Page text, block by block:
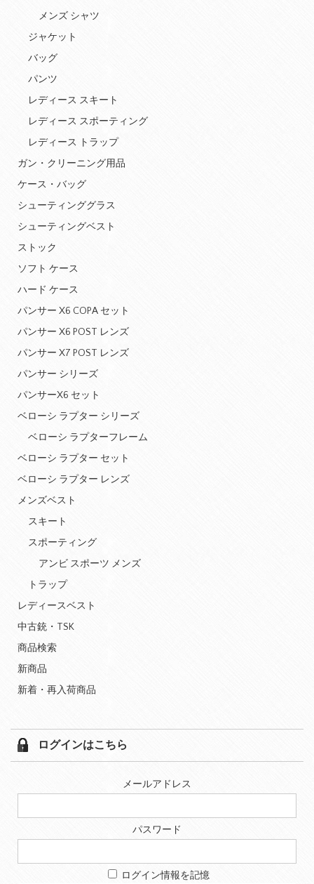
メンズ シャツ
ジャケット
バッグ
パンツ
レディース スキート
レディース スポーティング
レディース トラップ
ガン・クリーニング用品
ケース・バッグ
シューティンググラス
シューティングベスト
ストック
ソフト ケース
ハード ケース
パンサー X6 COPA セット
パンサー X6 POST レンズ
パンサー X7 POST レンズ
パンサー シリーズ
パンサーX6 セット
ベローシ ラプター シリーズ
ベローシ ラプターフレーム
ベローシ ラプター セット
ベローシ ラプター レンズ
メンズベスト
スキート
スポーティング
アンビ スポーツ メンズ
トラップ
レディースベスト
中古銃・TSK
商品検索
新商品
新着・再入荷商品
ログインはこちら
メールアドレス
パスワード
ログイン情報を記憶